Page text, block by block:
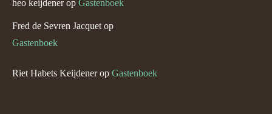
heo keijdenerop Gastenboek
Fred de Sevren Jacquet op
Gastenboek
Riet Habets Keijdenerop Gastenboek